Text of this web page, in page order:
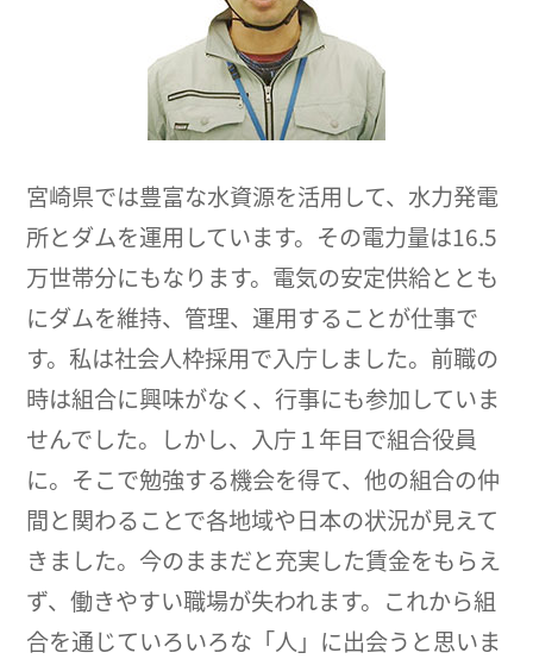
宮崎県では豊富な水資源を活用して、水力発電
所とダムを運用しています。その電力量は16.5
万世帯分にもなります。電気の安定供給ととも
にダムを維持、管理、運用することが仕事で
す。私は社会人枠採用で入庁しました。前職の
時は組合に興味がなく、行事にも参加していま
せんでした。しかし、入庁１年目で組合役員
に。そこで勉強する機会を得て、他の組合の仲
間と関わることで各地域や日本の状況が見えて
きました。今のままだと充実した賃金をもらえ
ず、働きやすい職場が失われます。これから組
合を通じていろいろな「人」に出会うと思いま